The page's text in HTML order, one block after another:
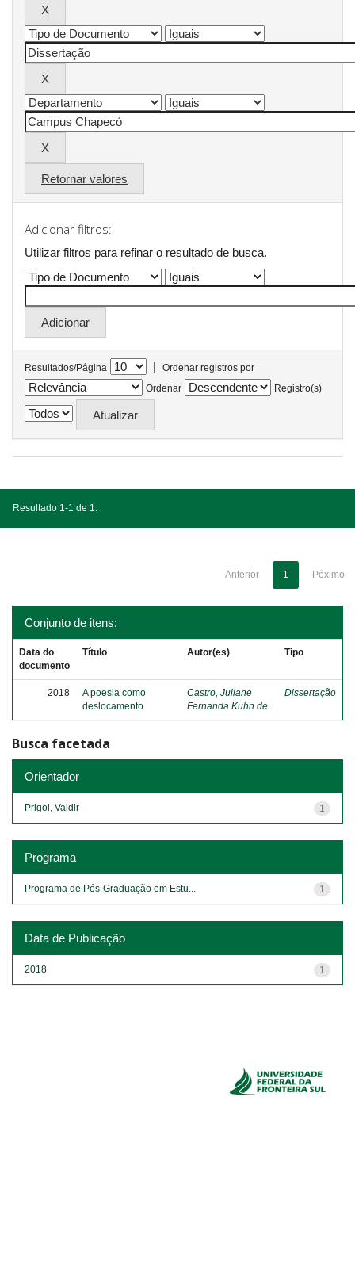
Retornar valores
Adicionar filtros:
Utilizar filtros para refinar o resultado de busca.
Resultados/Página |
Ordenar registros por
Ordenar
Registro(s)
Resultado 1-1 de 1.
Anterior 1 Póximo
Conjunto de itens:
Data do
documento
Título Autor(es) Tipo
2018
A poesia como
deslocamento
Castro, Juliane
Fernanda Kuhn de
Dissertação
Busca facetada
Orientador
1
Prigol, Valdir
Programa
1
Programa de Pós-Graduação em Estu...
Data de Publicação
1
2018